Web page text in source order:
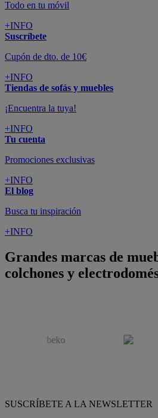
Todo en tu móvil
+INFO
Suscríbete
Cupón de dto. de 10€
+INFO
Tiendas de sofás y muebles
¡Encuentra la tuya!
+INFO
Tu cuenta
Promociones exclusivas
+INFO
El blog
Busca tu inspiración
+INFO
Grandes marcas de
colchones y
SUSCRÍBETE A LA NEWSLETTER